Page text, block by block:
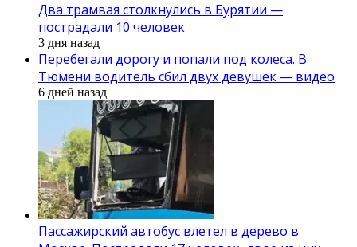
Два трамвая столкнулись в Бурятии —
пострадали 10 человек
3 дня назад
Перебегали дорогу и попали под колеса. В
Тюмени водитель сбил двух девушек — видео
6 дней назад
Пассажирский автобус влетел в дерево в